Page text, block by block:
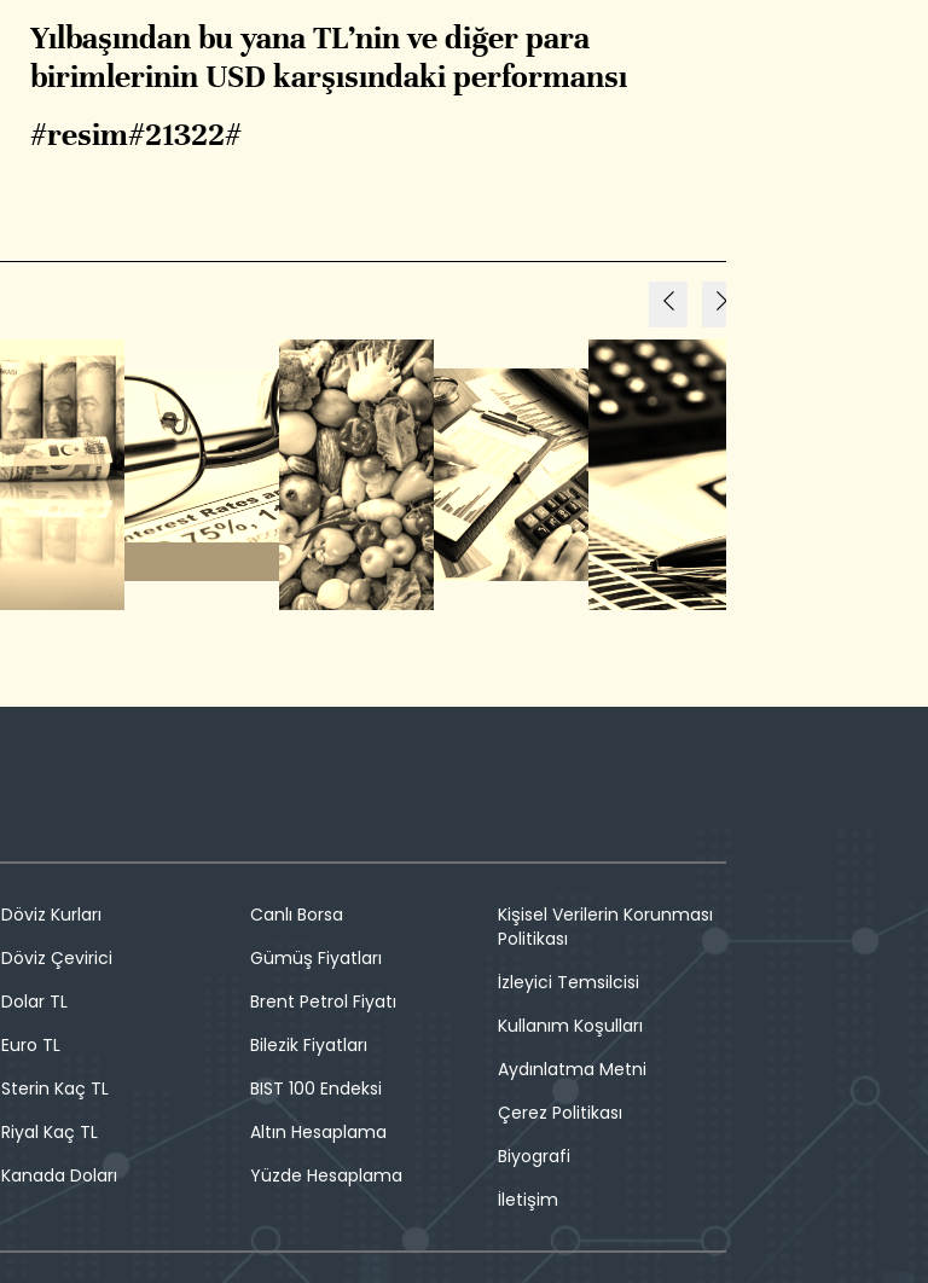
Yılbaşından bu yana TL’nin ve diğer para
birimlerinin USD karşısındaki performansı
#resim#21322#
Döviz Kurları
Döviz Çevirici
Dolar TL
Euro TL
Sterin Kaç TL
Riyal Kaç TL
Kanada Doları
Canlı Borsa
Gümüş Fiyatları
Brent Petrol Fiyatı
Bilezik Fiyatları
BIST 100 Endeksi
Altın Hesaplama
Yüzde Hesaplama
Kişisel Verilerin Korunması
Politikası
İzleyici Temsilcisi
Kullanım Koşulları
Aydınlatma Metni
Çerez Politikası
Biyografi
İletişim